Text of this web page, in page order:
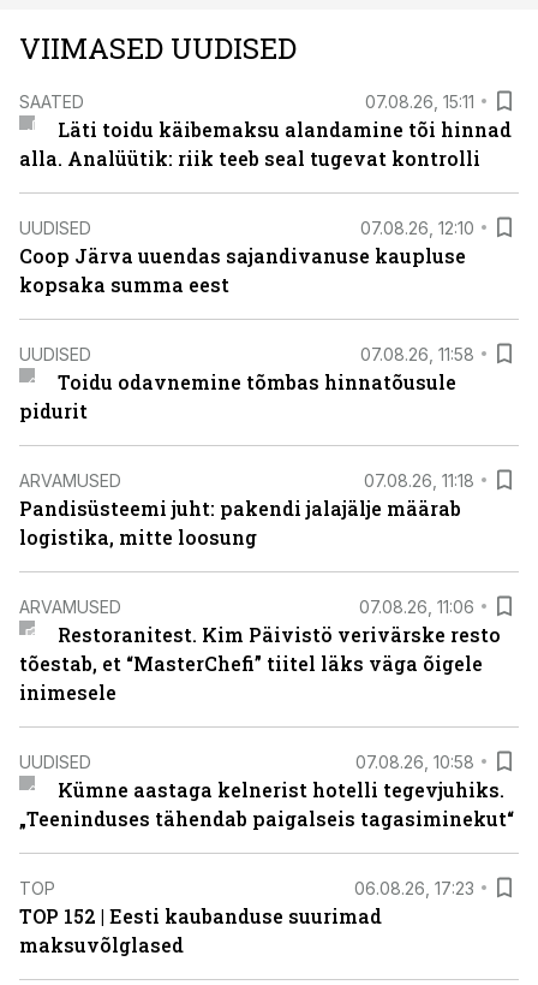
VIIMASED UUDISED
SAATED 07.08.26, 15:11
Läti toidu käibemaksu alandamine tõi hinnad
alla. Analüütik: riik teeb seal tugevat kontrolli
UUDISED 07.08.26, 12:10
Coop Järva uuendas sajandivanuse kaupluse
kopsaka summa eest
UUDISED 07.08.26, 11:58
Toidu odavnemine tõmbas hinnatõusule
pidurit
ARVAMUSED 07.08.26, 11:18
Pandisüsteemi juht: pakendi jalajälje määrab
logistika, mitte loosung
ARVAMUSED 07.08.26, 11:06
Restoranitest. Kim Päivistö verivärske resto
tõestab, et “MasterChefi” tiitel läks väga õigele
inimesele
UUDISED 07.08.26, 10:58
Kümne aastaga kelnerist hotelli tegevjuhiks.
„Teeninduses tähendab paigalseis tagasiminekut“
TOP 06.08.26, 17:23
TOP 152 | Eesti kaubanduse suurimad
maksuvõlglased